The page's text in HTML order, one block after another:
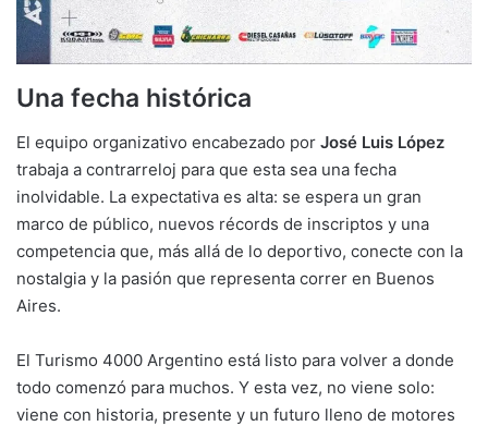
Una fecha histórica
El equipo organizativo encabezado por José Luis López
trabaja a contrarreloj para que esta sea una fecha
inolvidable. La expectativa es alta: se espera un gran
marco de público, nuevos récords de inscriptos y una
competencia que, más allá de lo deportivo, conecte con la
nostalgia y la pasión que representa correr en Buenos
Aires.
El Turismo 4000 Argentino está listo para volver a donde
todo comenzó para muchos. Y esta vez, no viene solo:
viene con historia, presente y un futuro lleno de motores